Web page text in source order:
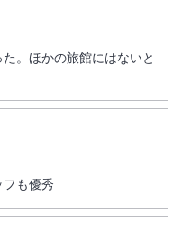
き布（バスタオル風）を巻い
撤去、オゾン脱臭器による消
公開を始めました。今まで一
００）
は宿泊施設へご確認くださ
。ほかの旅館にはないと
も優秀